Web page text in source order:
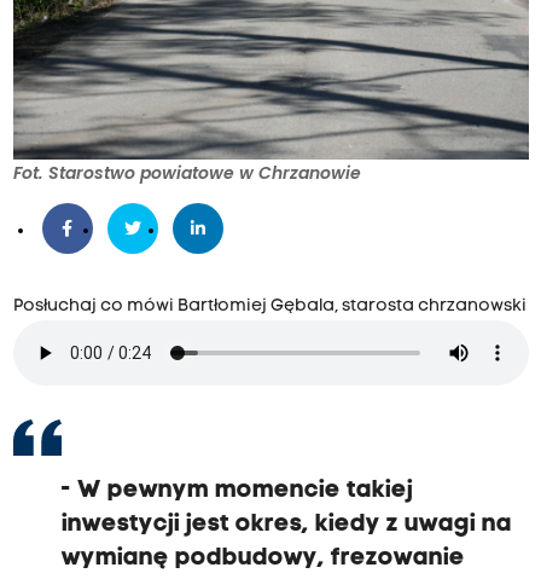
Fot. Starostwo powiatowe w Chrzanowie
Posłuchaj co mówi Bartłomiej Gębala, starosta chrzanowski
- W pewnym momencie takiej
inwestycji jest okres, kiedy z uwagi na
wymianę podbudowy, frezowanie